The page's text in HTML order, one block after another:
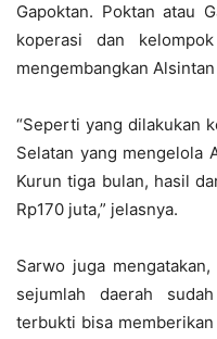
Gapoktan. Poktan atau
koperasi dan
mengembangkan
“Seperti yang dilakukan
Selatan yang mengelola
Kurun tiga bulan, hasil
Rp170 juta,” jelasnya.
Sarwo juga
sejumlah daerah
terbukti bisa